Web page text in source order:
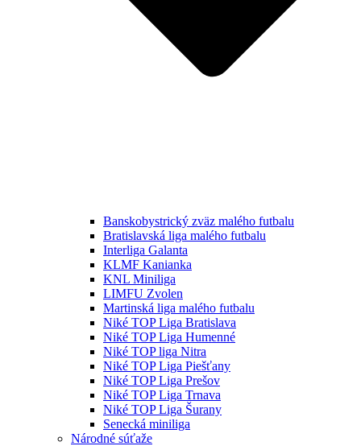
Banskobystrický zväz malého futbalu
Bratislavská liga malého futbalu
Interliga Galanta
KLMF Kanianka
KNL Miniliga
LIMFU Zvolen
Martinská liga malého futbalu
Niké TOP Liga Bratislava
Niké TOP Liga Humenné
Niké TOP liga Nitra
Niké TOP Liga Piešťany
Niké TOP Liga Prešov
Niké TOP Liga Trnava
Niké TOP Liga Šurany
Senecká miniliga
Národné súťaže